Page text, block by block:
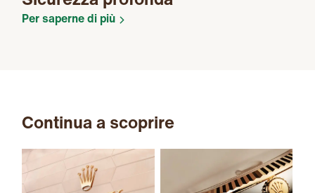
Per saperne di più
Continua a scoprire